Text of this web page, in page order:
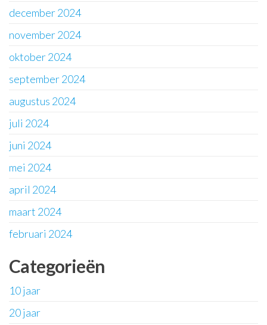
december 2024
november 2024
oktober 2024
september 2024
augustus 2024
juli 2024
juni 2024
mei 2024
april 2024
maart 2024
februari 2024
Categorieën
10 jaar
20 jaar